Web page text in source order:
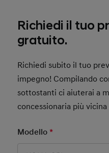
Richiedi il tuo
gratuito.
Richiedi subito il tuo
impegno! Compilando
sottostanti ci aiuterai a
concessionaria più vicina
Modello*